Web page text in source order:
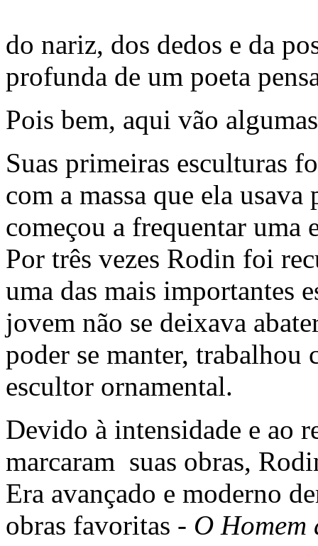
do nariz, dos dedos e da
profunda de um poeta
Pois bem, aqui vão
Suas primeiras esculturas
com a massa que ela
começou a frequentar uma
Por três vezes Rodin foi
uma das mais importantes
jovem não se deixava
poder se manter, trabalhou
escultor ornamental.
Devido à intensidade e ao
marcaram suas obras,
Era avançado e moderno
obras favoritas - O